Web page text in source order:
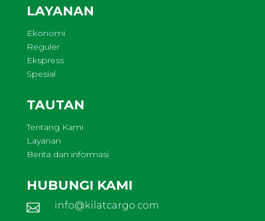
LAYANAN
Ekonomi
Reguler
Ekspress
Spesial
TAUTAN
Tentang Kami
Layanan
Berita dan informasi
HUBUNGI KAMI
 info@kilatcargo.com